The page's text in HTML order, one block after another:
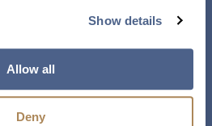
Show details
Allow all
Deny
Téléphone